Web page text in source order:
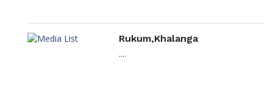
Rukum,Khalanga
....